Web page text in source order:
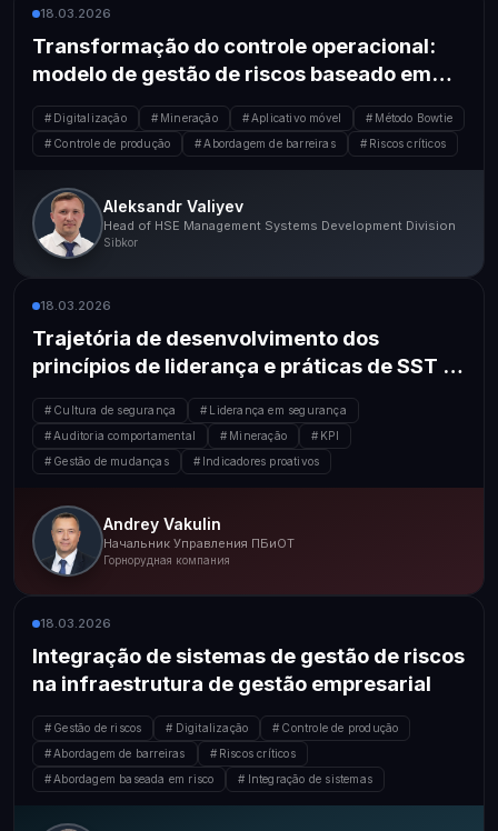
18.03.2026
Transformação do controle operacional:
modelo de gestão de riscos baseado em
barreiras
Digitalização Mineração Aplicativo móvel
Método Bowtie
Controle de produção
Abordagem de barreiras Riscos críticos
Aleksandr Valiyev
Head of HSE Management Systems Development Division
Sibkor
18.03.2026
Trajetória de desenvolvimento dos
princípios de liderança e práticas de SST e
segurança industrial em empresas de
mineração
Cultura de segurança
Liderança em segurança
Auditoria comportamental
Mineração
KPI
Gestão de mudanças
Indicadores proativos
Andrey Vakulin
Начальник Управления ПБиОТ
Горнорудная компания
18.03.2026
Integração de sistemas de gestão de riscos
na infraestrutura de gestão empresarial
Gestão de riscos Digitalização
Controle de produção
Abordagem de barreiras
Riscos críticos
Abordagem baseada em risco
Integração de sistemas